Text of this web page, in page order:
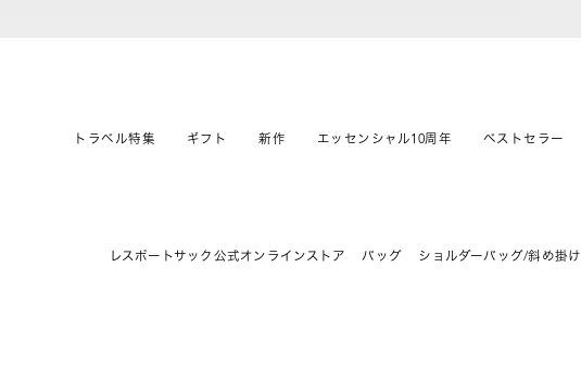
トラベル特集 ギフト 新作 エッセンシャル10周年 ベストセラー
レスポートサック公式オンラインストア バッグ ショルダーバッグ/斜め掛け